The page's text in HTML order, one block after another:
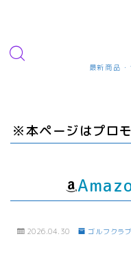
トップペ
最新商品
MENU
転職・仕事・求人・
短期アルバイト・
※本ページはプロ
2026.04.30 ゴルフクラブ